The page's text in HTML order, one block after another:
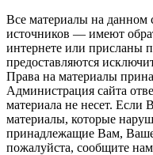
Все материалы на данном
источников — имеют
интернете или присланы
предоставляются
Права на материалы
Администрация сайта
материала не несет.
материалы, которые
принадлежащие Вам,
пожалуйста, сообщите